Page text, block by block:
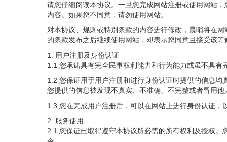
请您仔细阅读本协议。一旦您完成网站注册或使用网站
内容。如果您不同意，请勿使用网站。
对本协议、规则或特别条款的内容进行修改，晨哨将在
的条款发布之后继续使用网站，即表示您同意且接受该
1. 用户注册及身份认证
1.1 您承诺具有完全民事权利能力和行为能力或虽不具
1.2 您保证用于用户注册和进行身份认证时提供的信息
您提供的信息被发现不真实、不准确、不完整或者冒用
1.3 您在完成用户注册后，可以在网站上进行身份认证，
2. 服务使用
2.1 您保证已取得遵守本协议所必需的所有权利及授权